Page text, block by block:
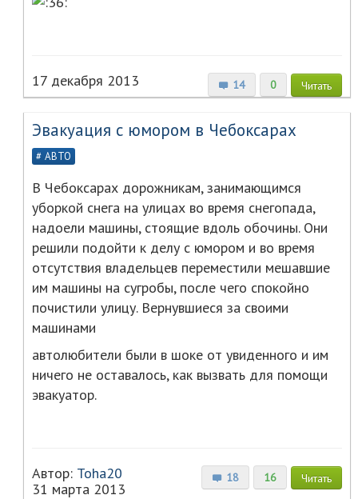
14 0 Читать
17 декабря 2013
Эвакуация с юмором в Чебоксарах
АВТО
В Чебоксарах дорожникам, занимающимся
уборкой снега на улицах во время снегопада,
надоели машины, стоящие вдоль обочины. Они
решили подойти к делу с юмором и во время
отсутствия владельцев переместили мешавшие
им машины на сугробы, после чего спокойно
почистили улицу. Вернувшиеся за своими
машинами
автолюбители были в шоке от увиденного и им
ничего не оставалось, как вызвать для помощи
эвакуатор.
18 16 Читать
Автор: Toha20
31 марта 2013